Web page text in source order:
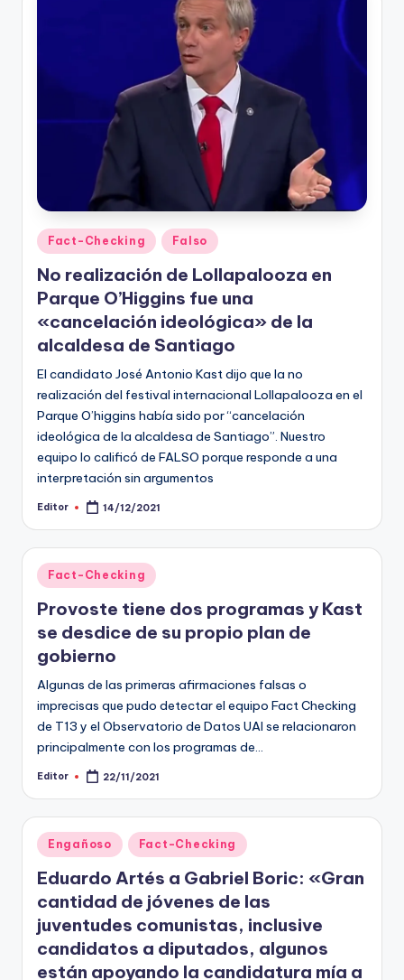
Publicado
en
Fact-Checking Falso
No realización de Lollapalooza en
Parque O’Higgins fue una
«cancelación ideológica» de la
alcaldesa de Santiago
El candidato José Antonio Kast dijo que la no
realización del festival internacional Lollapalooza en el
Parque O’higgins había sido por “cancelación
ideológica de la alcaldesa de Santiago”. Nuestro
equipo lo calificó de FALSO porque responde a una
interpretación sin argumentos
Publicado
Editor 14/12/2021
Publicado
en
Fact-Checking
Provoste tiene dos programas y Kast
se desdice de su propio plan de
gobierno
Algunas de las primeras afirmaciones falsas o
imprecisas que pudo detectar el equipo Fact Checking
de T13 y el Observatorio de Datos UAI se relacionaron
principalmente con los programas de…
Publicado
Editor 22/11/2021
Publicado
en
Engañoso Fact-Checking
Eduardo Artés a Gabriel Boric: «Gran
cantidad de jóvenes de las
juventudes comunistas, inclusive
candidatos a diputados, algunos
están apoyando la candidatura mía a